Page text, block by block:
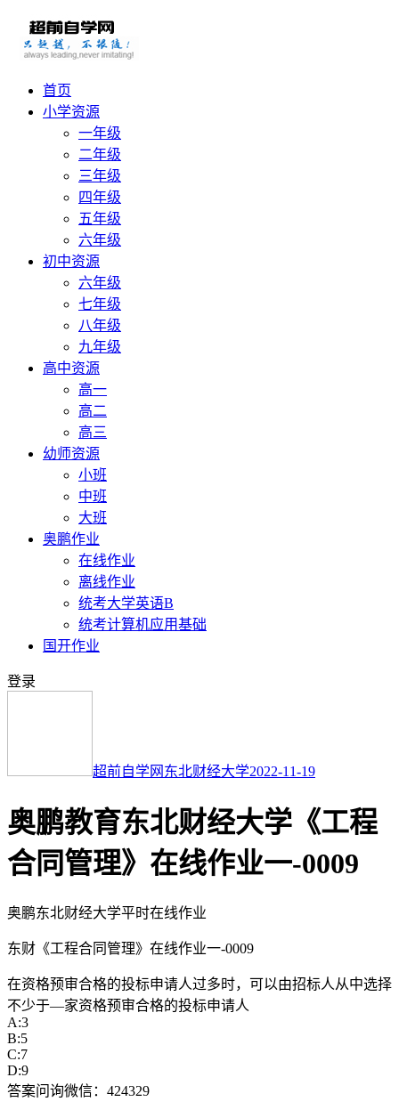
首页
小学资源
一年级
二年级
三年级
四年级
五年级
六年级
初中资源
六年级
七年级
八年级
九年级
高中资源
高一
高二
高三
幼师资源
小班
中班
大班
奥鹏作业
在线作业
离线作业
统考大学英语B
统考计算机应用基础
国开作业
登录
超前自学网 东北财经大学2022-11-19
奥鹏教育东北财经大学《工程
合同管理》在线作业一-0009
奥鹏东北财经大学平时在线作业
东财《工程合同管理》在线作业一-0009
在资格预审合格的投标申请人过多时，可以由招标人从中选择
不少于—家资格预审合格的投标申请人
A:3
B:5
C:7
D:9
答案问询微信：424329